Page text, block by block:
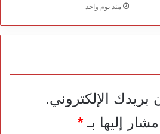
منذ يوم واحد
الإلكتروني.
إليها بـ*